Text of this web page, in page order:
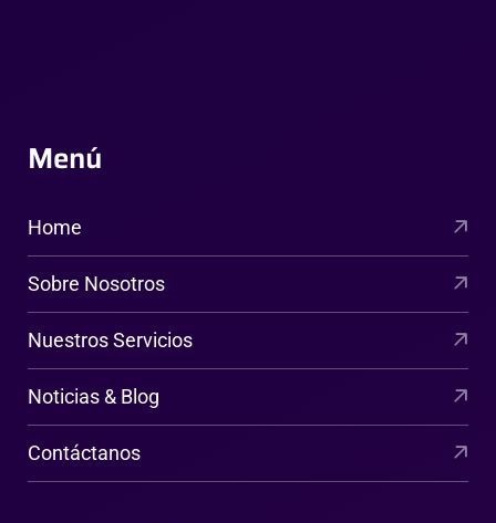
Menú
Home
Sobre Nosotros
Nuestros Servicios
Noticias & Blog
Contáctanos